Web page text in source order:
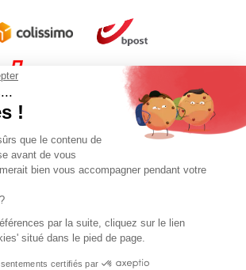
!
que le contenu de
avant de vous
bien vous accompagner pendant votre
par la suite, cliquez sur le lien
situé dans le pied de page.
certifiés par